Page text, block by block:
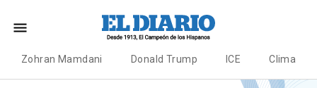
Zohran Mamdani Donald Trump ICE Clima